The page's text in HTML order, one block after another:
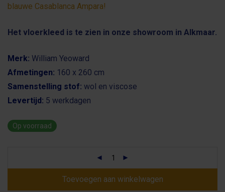
blauwe Casablanca Ampara!
Het vloerkleed is te zien in onze showroom in Alkmaar.
Merk: William Yeoward
Afmetingen: 160 x 260 cm
Samenstelling stof: wol en viscose
Levertijd: 5 werkdagen
Op voorraad
Toevoegen aan winkelwagen